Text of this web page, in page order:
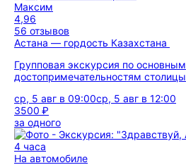
Максим
4,96
56 отзывов
Астана — гордость Казахстана
Групповая экскурсия по основным
достопримечательностям столицы
ср, 5 авг в 09:00ср, 5 авг в 12:00
3500 ₽
за одного
4 часа
На автомобиле